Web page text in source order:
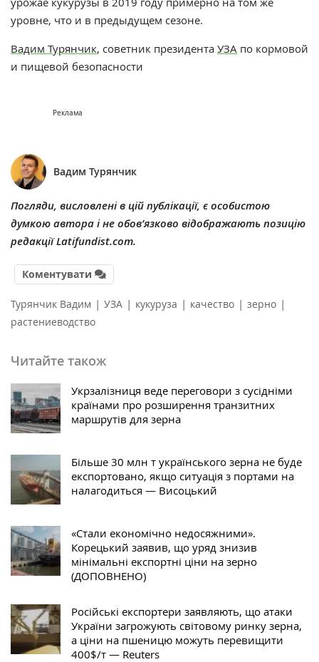
уровне, что и в предыдущем сезоне.
Вадим Турянчик, советник президента УЗА по кормовой
и пищевой безопасности
Реклама
Вадим Турянчик
Погляди, висловлені в цій публікації, є особистою
думкою автора і не обов’язково відображають позицію
редакції Latifundist.com.
Коментувати
Турянчик Вадим | УЗА | кукуруза | качество | зерно |
растениеводство
Читайте також
Укрзалізниця веде переговори з сусідніми
країнами про розширення транзитних
маршрутів для зерна
Більше 30 млн т українського зерна не буде
експортовано, якщо ситуація з портами на
налагодиться — Висоцький
«Стали економічно недосяжними».
Корецький заявив, що уряд знизив
мінімальні експортні ціни на зерно
(ДОПОВНЕНО)
Російські експортери заявляють, що атаки
України загрожують світовому ринку зерна,
а ціни на пшеницю можуть перевищити
400$/т — Reuters